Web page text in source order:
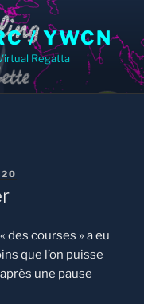
/ YWCN
Regatta
des courses » a eu
que l’on puisse
une pause